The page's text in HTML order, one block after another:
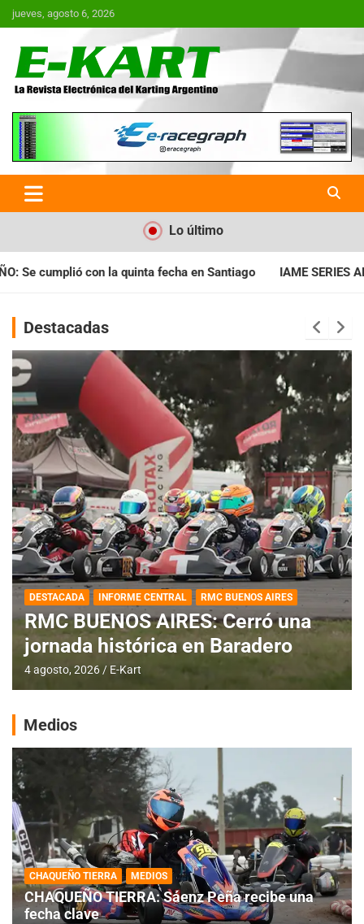
Saltar
al
jueves, agosto 6, 2026
E-Kart.com.ar | La Revista
Electrónica del Karting en
Argentina
Lo último
en Santiago IAME SERIES ARGENTINA: Horarios para la
Destacadas
DESTACADA INFORME CENTRAL RMC BUENOS AIRES
RMC BUENOS AIRES: Cerró una
jornada histórica en Baradero
4 agosto, 2026 E-Kart
Medios
CHAQUEÑO TIERRA MEDIOS
CHAQUEÑO TIERRA: Sáenz Peña recibe una
fecha clave